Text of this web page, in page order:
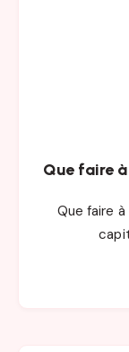
Que faire
Que faire